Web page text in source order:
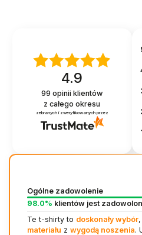
4.9
99 opinii klientów
z całego okresu
zebranych i zweryfikowanych przez
Ogólne zadowolenie
98.0% klientów jest
Te t-shirty to doskonały wybór
materiału zwygodą noszenia.